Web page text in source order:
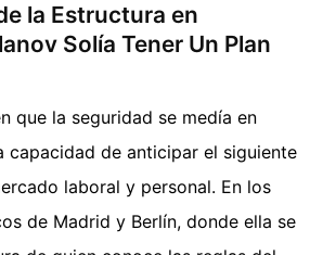
la Estructura en
Solía Tener Un Plan
que la seguridad se medía en
capacidad de anticipar el siguiente
laboral y personal. En los
de Madrid y Berlín, donde ella se